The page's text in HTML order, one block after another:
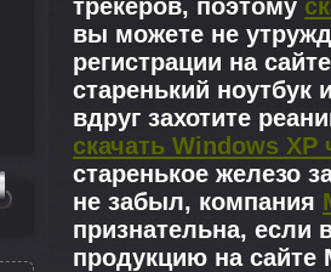
трекеров, поэтому
вы можете не
регистрации на
старенький
вдруг захотите
скачать Windows XP
старенькое железо
не забыл, компания
признательна, если
продукцию на сайте